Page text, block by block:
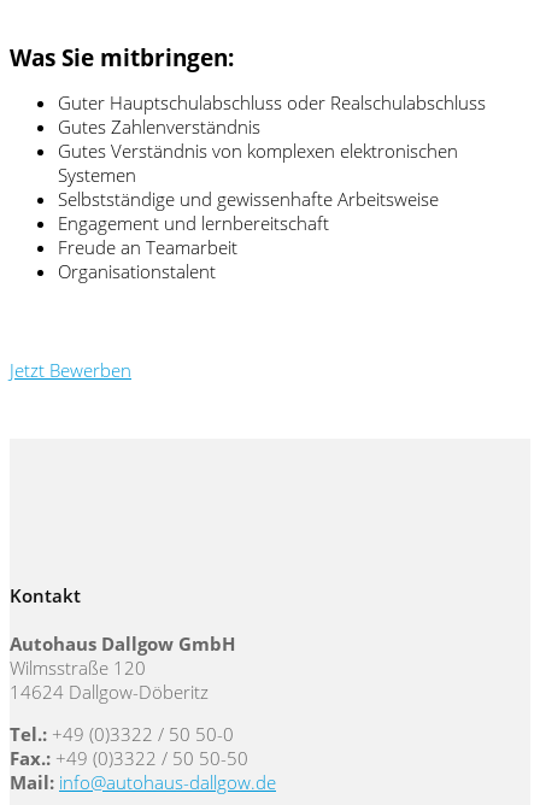
Was Sie mitbringen:
Guter Hauptschulabschluss oder Realschulabschluss
Gutes Zahlenverständnis
Gutes Verständnis von komplexen elektronischen
Systemen
Selbstständige und gewissenhafte Arbeitsweise
Engagement und lernbereitschaft
Freude an Teamarbeit
Organisationstalent
Jetzt Bewerben
Kontakt
Autohaus Dallgow GmbH
Wilmsstraße 120
14624 Dallgow-Döberitz
Tel.: +49 (0)3322 / 50 50-0
Fax.: +49 (0)3322 / 50 50-50
Mail: info@autohaus-dallgow.de